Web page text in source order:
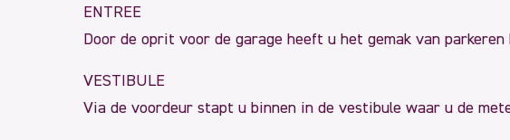
ENTREE
Door de oprit voor de garage heeft u het gemak van
VESTIBULE
Via de voordeur stapt u binnen in de vestibule waar u de